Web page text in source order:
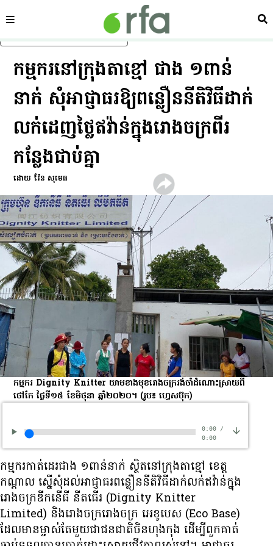
រំលងទៅមាតិកាចម្បង
ផ្នែក ស្វ
កម្មករ​នៅ​ក្រុង​តាខ្មៅ ជាង ១ពាន់​
នាក់ សុំ​អាជ្ញាធរ​ឱ្យ​ពន្លឿន​នីតិវិធី​ដាក់​
លក់​ដេញ​ថ្លៃ​ឥវ៉ាន់​ក្នុង​រោងចក្រ​ពីរ​
កន្លែង​ជាប់​គ្នា
ដោយ វ៉ែន សុមេធ
កម្មករ Dignity Knitter យាម​ខាង​មុខ​រោងចក្រ​រង់ចាំ​ដំណោះស្រាយ​​ពី​
ថៅកែ ថ្ងៃ​ទី១៥ ខែ​មិថុនា ឆ្នាំ២០២០។ (រូប៖ ហ្វេសប៊ុក)
0:00/
0:00
កម្មករ​កាត់​ដេរ​ជាង ១ពាន់​នាក់ ស្ថិត​នៅ​ក្រុង​តាខ្មៅ ខេត្ត​
កណ្ដាល ស្នើសុំ​ដល់​អាជ្ញាធរ​ពន្លឿន​នីតិវិធី​ដាក់​លក់​ឥវ៉ាន់​ក្នុង​
រោងចក្រ​ឌីកនើធី នីតធើរ (Dignity Knitter
Limited) និង​រោងចក្រ​រោងចក្រ អេខូបេស (Eco Base)
ដែល​មាន​ម្ចាស់​តែ​មួយ​ជា​ជន​ជាតិ​ចិន​ហុង​កុង ដើម្បី​ពួក​គាត់​